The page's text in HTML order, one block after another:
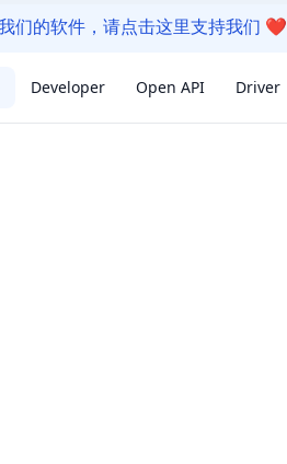
们的软件，请点击这里支持我们 ❤️
Developer Open API Driver